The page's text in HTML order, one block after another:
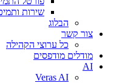
שירות
הבלוג
צור קשר
כל ערוצי הקהילה
מודלים מודפסים
AI
Veras AI